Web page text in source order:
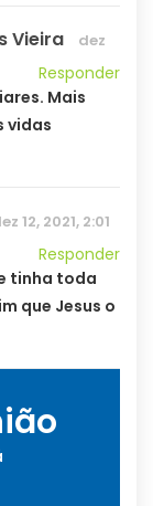
Vieira
dez
Responder
Mais
vidas
12, 2021, 2:01
Responder
tinha toda
que Jesus o